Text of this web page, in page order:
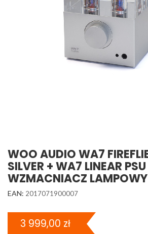
WOO AUDIO WA7
SILVER + WA7 LINEAR
WZMACNIACZ
EAN: 2017071900007
3 999,00 zł